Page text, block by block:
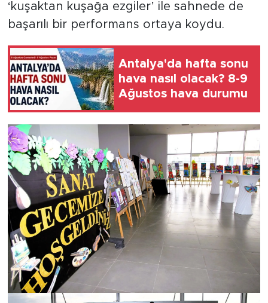
‘kuşaktan kuşağa ezgiler’ ile sahnede de
başarılı bir performans ortaya koydu.
Antalya'da hafta sonu
hava nasıl olacak? 8-9
Ağustos hava durumu